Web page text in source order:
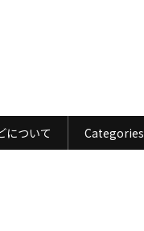
について Categories